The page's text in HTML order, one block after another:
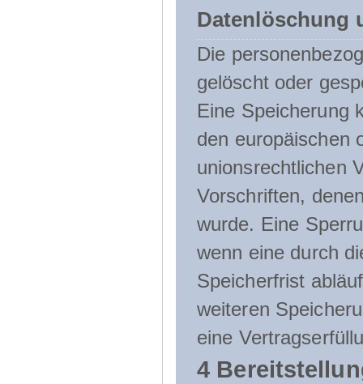
Datenlöschung
Die
gelöscht oder
Eine Speicherung
den europäischen
unionsrechtlichen
Vorschriften,
wurde. Eine
wenn eine durch
Speicherfrist
weiteren
eine
4